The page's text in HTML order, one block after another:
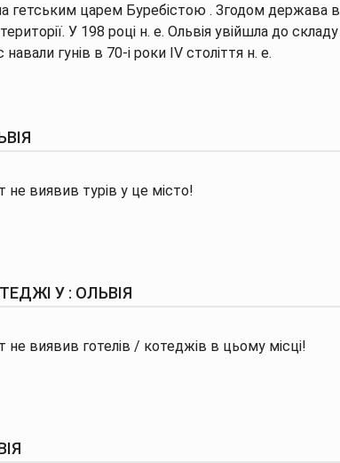
гетським царем Буребістою . Згодом держава
У 198 році н. е. Ольвія увійшла до
навали гунів в 70-і роки IV століття н. е.
не виявив турів у це місто!
У : ОЛЬВІЯ
не виявив готелів / котеджів в цьому місці!